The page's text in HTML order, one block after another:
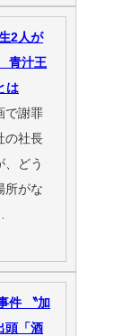
2人が
青汁王
は
で謝罪
の社長
、どう
所がな
件 〝加
頭「酒